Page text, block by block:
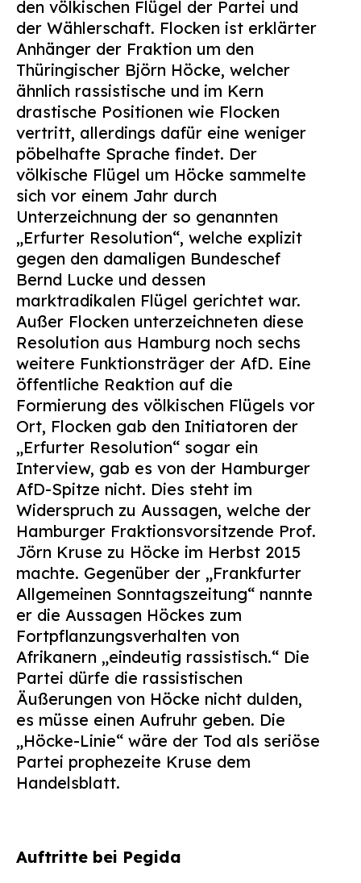
den völkischen Flügel der Partei und
der Wählerschaft. Flocken ist erklärter
Anhänger der Fraktion um den
Thüringischer Björn Höcke, welcher
ähnlich rassistische und im Kern
drastische Positionen wie Flocken
vertritt, allerdings dafür eine weniger
pöbelhafte Sprache findet. Der
völkische Flügel um Höcke sammelte
sich vor einem Jahr durch
Unterzeichnung der so genannten
„Erfurter Resolution“, welche explizit
gegen den damaligen Bundeschef
Bernd Lucke und dessen
marktradikalen Flügel gerichtet war.
Außer Flocken unterzeichneten diese
Resolution aus Hamburg noch sechs
weitere Funktionsträger der AfD. Eine
öffentliche Reaktion auf die
Formierung des völkischen Flügels vor
Ort, Flocken gab den Initiatoren der
„Erfurter Resolution“ sogar ein
Interview, gab es von der Hamburger
AfD-Spitze nicht. Dies steht im
Widerspruch zu Aussagen, welche der
Hamburger Fraktionsvorsitzende Prof.
Jörn Kruse zu Höcke im Herbst 2015
machte. Gegenüber der „Frankfurter
Allgemeinen Sonntagszeitung“ nannte
er die Aussagen Höckes zum
Fortpflanzungsverhalten von
Afrikanern „eindeutig rassistisch.“ Die
Partei dürfe die rassistischen
Äußerungen von Höcke nicht dulden,
es müsse einen Aufruhr geben. Die
„Höcke-Linie“ wäre der Tod als seriöse
Partei prophezeite Kruse dem
Handelsblatt.
Auftritte bei Pegida